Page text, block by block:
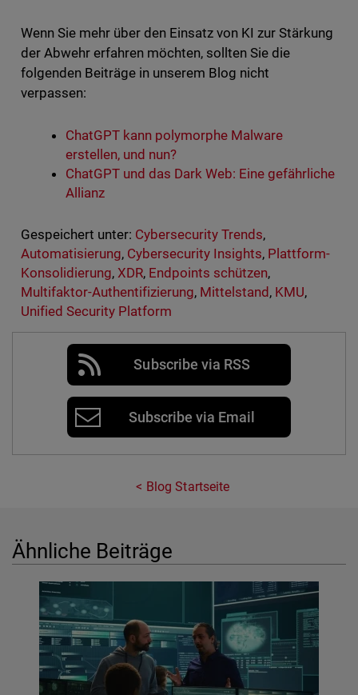
Wenn Sie mehr über den Einsatz von KI zur Stärkung
der Abwehr erfahren möchten, sollten Sie die
folgenden Beiträge in unserem Blog nicht
verpassen:
ChatGPT kann polymorphe Malware
erstellen, und nun?
ChatGPT und das Dark Web: Eine gefährliche
Allianz
Gespeichert unter: Cybersecurity Trends,
Automatisierung, Cybersecurity Insights, Plattform-
Konsolidierung, XDR, Endpoints schützen,
Multifaktor-Authentifizierung, Mittelstand , KMU,
Unified Security Platform
Subscribe via RSS
Subscribe via Email
Blog Startseite
Ähnliche Beiträge